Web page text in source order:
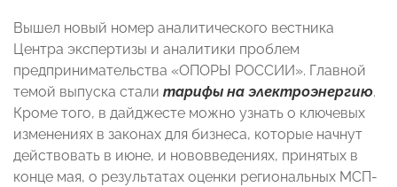
Вышел новый номер аналитического вестника
Центра экспертизы и аналитики проблем
предпринимательства «ОПОРЫ РОССИИ». Главной
темой выпуска стали тарифы на электроэнергию.
Кроме того, в дайджесте можно узнать о ключевых
изменениях в законах для бизнеса, которые начнут
действовать в июне, и нововведениях, принятых в
конце мая, о результатах оценки региональных МСП-